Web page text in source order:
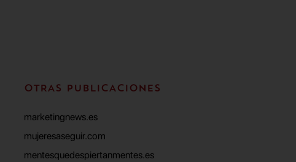
OTRAS PUBLICACIONES
marketingnews.es
mujeresaseguir.com
mentesquedespiertanmentes.es